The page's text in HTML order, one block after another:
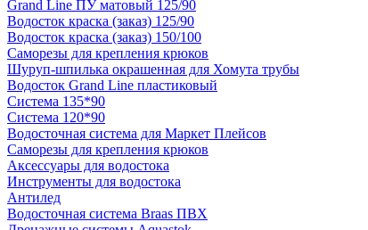
Grand Line ПУ матовый 125/90
Водосток краска (заказ) 125/90
Водосток краска (заказ) 150/100
Саморезы для крепления крюков
Шуруп-шпилька окрашенная для Хомута трубы
Водосток Grand Line пластиковый
Система 135*90
Система 120*90
Водосточная система для Маркет Плейсов
Саморезы для крепления крюков
Аксессуары для водостока
Инструменты для водостока
Антилед
Водосточная система Braas ПВХ